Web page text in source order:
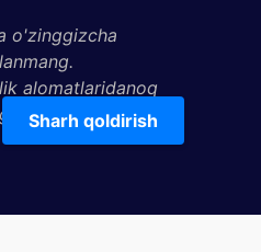
Sharh qoldirish
o'zinggizcha
alomatlaridanoq
ko'rining!